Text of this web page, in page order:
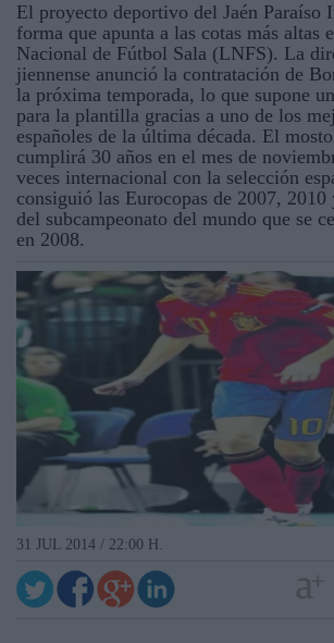
El proyecto deportivo del Jaén Paraíso
forma que apunta a las cotas más altas
Nacional de Fútbol Sala (LNFS). La
jiennense anunció la contratación de
la próxima temporada, lo que supone
para la plantilla gracias a uno de los
españoles de la última década. El
cumplirá 30 años en el mes de
veces internacional con la selección
consiguió las Eurocopas de 2007, 2010
del subcampeonato del mundo que se
en 2008.
31 JUL 2014 / 22:00 H.